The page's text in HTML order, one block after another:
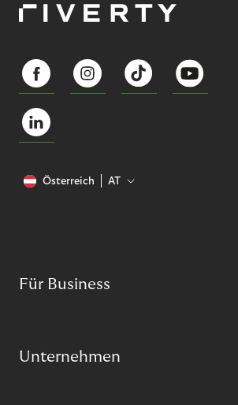
Österreich AT
Für Business
Unternehmen